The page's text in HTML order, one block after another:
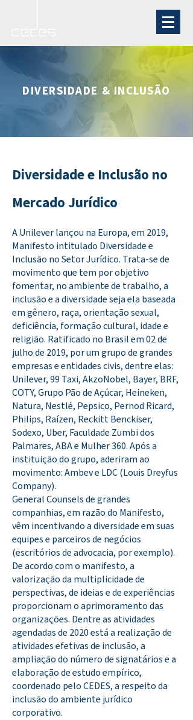
DIVERSIDADE & INCLUSÃO
Diversidade e Inclusão no
Mercado Jurídico
A Unilever lançou na Europa, em 2019,
Manifesto intitulado Diversidade e
Inclusão no Setor Jurídico. Trata-se de
movimento que tem por objetivo
fomentar, no ambiente de trabalho, a
inclusão e a diversidade seja ela baseada
em gênero, raça, orientação sexual,
deficiência, formação cultural, idade e
religião. Ratificado no Brasil em 02 de
julho de 2019, por um grupo de grandes
empresas e entidades civis, dentre elas:
Unilever, 99 Taxi, AkzoNobel, Bayer, BRF,
COTY, Grupo Pão de Açúcar, Heineken,
Natura, Nestlé, Pepsico, Pernod Ricard,
Philips, Raízen, Reckitt Benckiser,
Sodexo, Uber, Faculdade Zumbi dos
Palmares, ABA e Mulher 360. Após a
instituição do grupo, aderiram ao
movimento: Ambev e LDC (Louis Dreyfus
Company).
General Counsels de grandes
companhias, em razão do Manifesto,
vêm incentivando a diversidade em suas
equipes e parceiros de negócios
(escritórios de advocacia, por exemplo).
De acordo com o manifesto, a
valorização da multiplicidade de
perspectivas, de ideias e de experiências
proporcionam o aprimoramento das
organizações. Dentre as atividades
agendadas de 2020 está a realização de
atividades efetivas de inclusão, a
ampliação do número de signatários e a
elaboração de estudo empírico,
coordenado pelo CEDES, a respeito da
inclusão do ambiente jurídico
corporativo.